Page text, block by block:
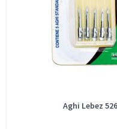
Aghi Lebez